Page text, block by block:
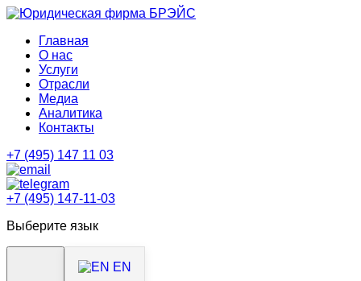
Главная
О нас
Услуги
Отрасли
Медиа
Аналитика
Контакты
+7 (495) 147 11 03
+7 (495) 147-11-03
Выберите язык
EN